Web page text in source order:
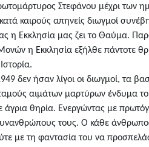
Στεφάνου μέχρι των
καιρούς απηνείς διωγμοί
η Εκκλησία μας ζει το Θαύμα.
η Εκκλησία εξήλθε πάντοτε
δεν ήσαν λίγοι οι διωγμοί, τα
αιμάτων μαρτύρων ένδυμα
άγρια θηρία. Ενεργώντας με
τους. Ο κάθε
με τη φαντασία του να